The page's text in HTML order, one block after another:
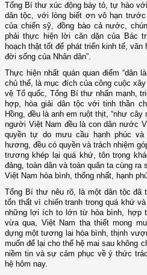
Tổng Bí thư xúc động bày tỏ, tự hào
dân tộc, với lòng biết ơn vô hạn
của chiến sỹ, đồng bào cả nước,
phải thực hiện lời căn dặn của Bác
hoạch thật tốt để phát triển kinh tế,
đời sống của Nhân dân”.
Thực hiện nhất quán quan điểm “dân
chủ thể, là mục đích của công cuộc
vệ Tổ quốc, Tổng Bí thư nhấn mạnh,
hợp, hòa giải dân tộc với tinh thần
Hồng, đều là anh em ruột thịt, “như
người Việt Nam đều là con dân nước
quyền tự do mưu cầu hạnh phúc
hương, đều có quyền và trách nhiệm
trương khép lại quá khứ, tôn trọng
đảng, toàn dân và toàn quân ta cùng
Việt Nam hòa bình, thống nhất, hạnh
Tổng Bí thư nêu rõ, là một dân tộc đã
tổn thất vì chiến tranh trong quá khứ
những lợi ích to lớn từ hòa bình, hợp
vừa qua, Việt Nam tha thiết mong
dựng một tương lai hòa bình, thịnh
muốn để lại cho thế hệ mai sau không
niềm tin và sự cảm phục về ý thức
hệ hôm nay.